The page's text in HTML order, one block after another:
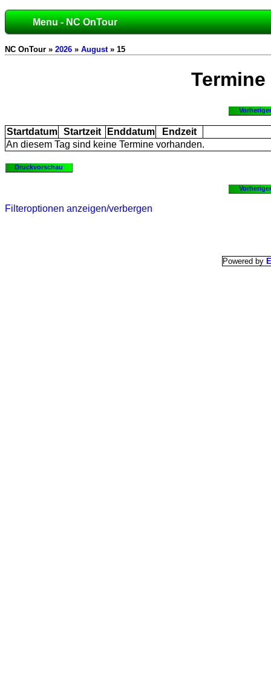
Menu - NC OnTour
NC OnTour » 2026 » August» 15
Termine
Startdatum Startzeit Enddatum
Endzeit
An diesem Tag sind keine Termine vorhanden.
Druckvorschau
Filteroptionen anzeigen/verbergen
Powered by